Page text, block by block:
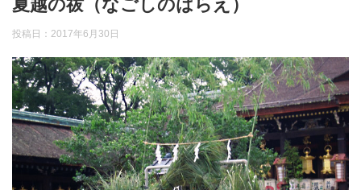
夏越の祓（なごしのはらえ）
投稿日：2017年6月30日